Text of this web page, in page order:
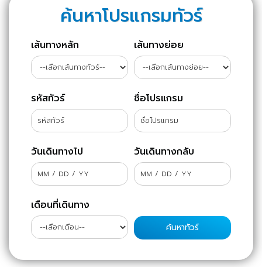
ค้นหาโปรแกรมทัวร์
เส้นทางหลัก เส้นทางย่อย
รหัสทัวร์ ชื่อโปรแกรม
วันเดินทางไป วันเดินทางกลับ
เดือนที่เดินทาง